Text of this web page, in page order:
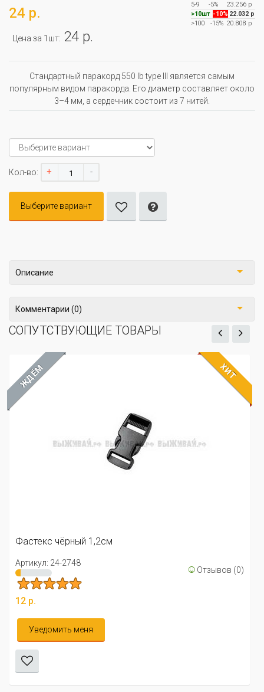
24 р.
Цена за 1шт: 24 р.
5-9
-5%
23.256 р
>10шт -10% 22.032 р
>100
-15% 20.808 р
Стандартный паракорд 550 lb type III является самым
популярным видом паракорда. Его диаметр составляет около
3–4 мм, а сердечник состоит из 7 нитей.
Кол-во: + -
Выберите вариант
Описание
Комментарии (0)
СОПУТСТВУЮЩИЕ ТОВАРЫ
ЖДЁМ ХИТ
Фастекс чёрный 1,2см
Артикул: 24-2748 ☺ Отзывов (0)
12 р.
Уведомить меня